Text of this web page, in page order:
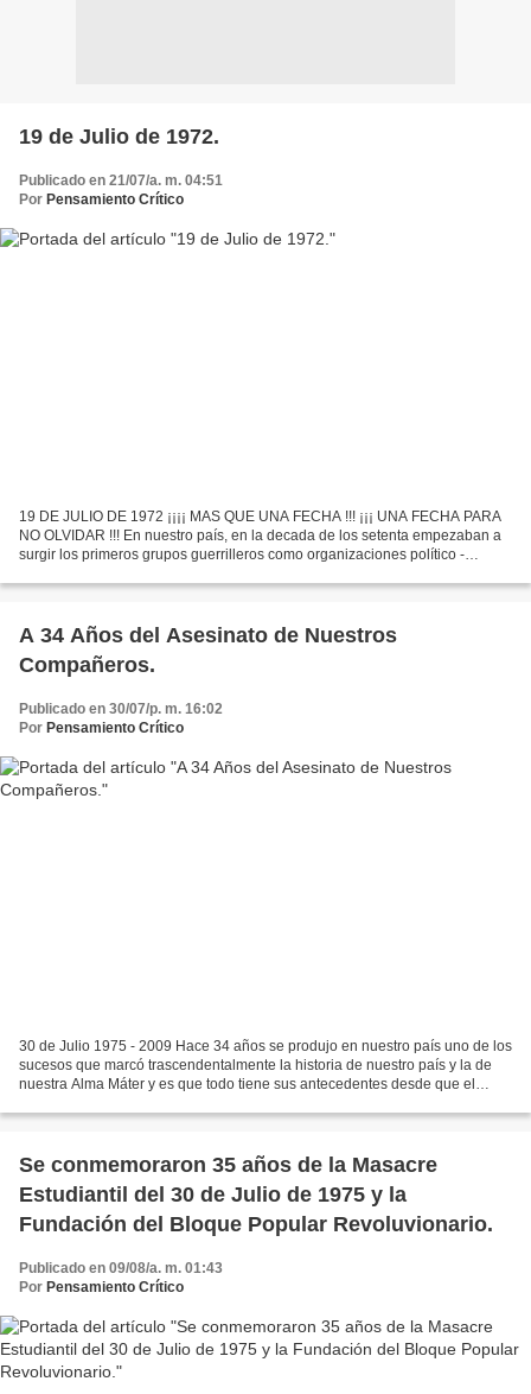
19 de Julio de 1972.
Publicado en 21/07/a. m. 04:51
Por Pensamiento Crítico
19 DE JULIO DE 1972 ¡¡¡¡ MAS QUE UNA FECHA !!! ¡¡¡ UNA FECHA PARA
NO OLVIDAR !!! En nuestro país, en la decada de los setenta empezaban a
surgir los primeros grupos guerrilleros como organizaciones político -
A 34 Años del Asesinato de Nuestros
Compañeros.
Publicado en 30/07/p. m. 16:02
Por Pensamiento Crítico
30 de Julio 1975 - 2009 Hace 34 años se produjo en nuestro país uno de los
sucesos que marcó trascendentalmente la historia de nuestro país y la de
nuestra Alma Máter y es que todo tiene sus antecedentes desde que el
Se conmemoraron 35 años de la Masacre
Estudiantil del 30 de Julio de 1975 y la
Fundación del Bloque Popular Revoluvionario.
Publicado en 09/08/a. m. 01:43
Por Pensamiento Crítico